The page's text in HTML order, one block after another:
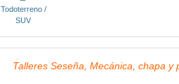
Todoterreno /
SUV
Talleres Seseña, Mecánica, chapa y